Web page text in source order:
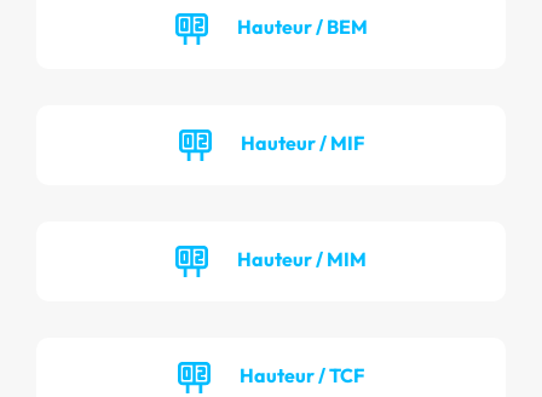
Hauteur / BEM
Hauteur / MIF
Hauteur / MIM
Hauteur / TCF